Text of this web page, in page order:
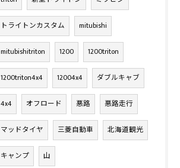
トライトンカスタム mitubishi
mitubishitriton 1200 1200triton
1200triton4x4 12004x4 ダブルキャブ
4x4 オフロード 悪路 悪路走行
マッドタイヤ 三菱自動車 北海道観光
キャンプ 山